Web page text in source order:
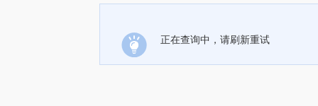
正在查询中，请刷新重试